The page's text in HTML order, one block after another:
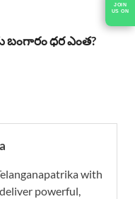
JOIN
US ON
బంగారం ధర ఎంత?
with
powerful,